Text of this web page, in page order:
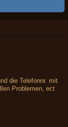
die Telefonnr. mit
Problemen, ect